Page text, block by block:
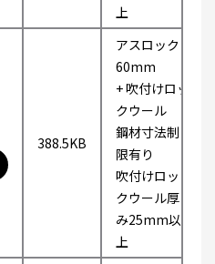
上
388.5KB
アスロック
60mm
+ 吹付けロッ
クウール
鋼材寸法制
限有り
吹付けロッ
クウール厚
み25mm以
上